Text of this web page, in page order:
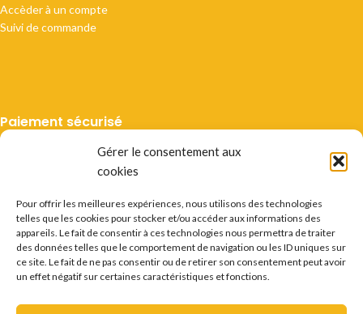
Gérer le consentement aux
cookies
Pour offrir les meilleures expériences, nous utilisons des technologies
telles que les cookies pour stocker et/ou accéder aux informations des
appareils. Le fait de consentir à ces technologies nous permettra de traiter
des données telles que le comportement de navigation ou les ID uniques sur
ce site. Le fait de ne pas consentir ou de retirer son consentement peut avoir
un effet négatif sur certaines caractéristiques et fonctions.
Accèder à un compte
Suivi de commande
Paiement sécurisé
Livraison suivie